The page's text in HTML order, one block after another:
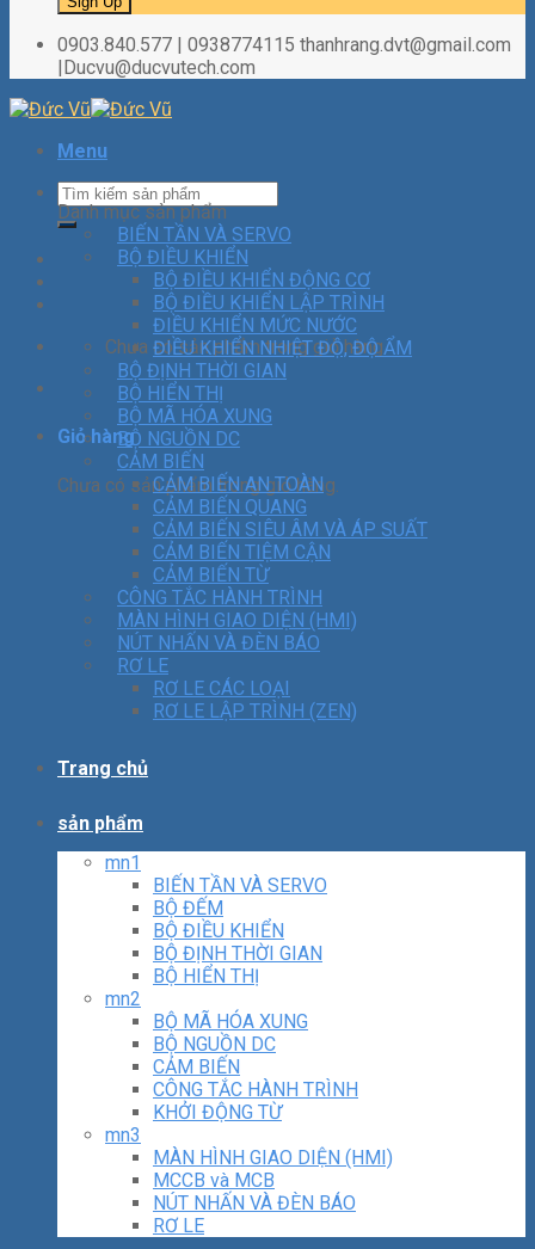
0903.840.577 | 0938774115 thanhrang.dvt@gmail.com
|Ducvu@ducvutech.com
Menu
Chưa có sản phẩm trong giỏ hàng.
Giỏ hàng
Chưa có sản phẩm trong giỏ hàng.
Danh mục sản phẩm
BIẾN TẦN VÀ SERVO
BỘ ĐIỀU KHIỂN
BỘ ĐIỀU KHIỂN ĐỘNG CƠ
BỘ ĐIỀU KHIỂN LẬP TRÌNH
ĐIỀU KHIỂN MỨC NƯỚC
ĐIỀU KHIỂN NHIỆT ĐỘ, ĐỘ ẨM
BỘ ĐỊNH THỜI GIAN
BỘ HIỂN THỊ
BỘ MÃ HÓA XUNG
BỘ NGUỒN DC
CẢM BIẾN
CẢM BIẾN AN TOÀN
CẢM BIẾN QUANG
CẢM BIẾN SIÊU ÂM VÀ ÁP SUẤT
CẢM BIẾN TIỆM CẬN
CẢM BIẾN TỪ
CÔNG TẮC HÀNH TRÌNH
MÀN HÌNH GIAO DIỆN (HMI)
NÚT NHẤN VÀ ĐÈN BÁO
RƠ LE
RƠ LE CÁC LOẠI
RƠ LE LẬP TRÌNH (ZEN)
Trang chủ
sản phẩm
mn1
BIẾN TẦN VÀ SERVO
BỘ ĐẾM
BỘ ĐIỀU KHIỂN
BỘ ĐỊNH THỜI GIAN
BỘ HIỂN THỊ
mn2
BỘ MÃ HÓA XUNG
BỘ NGUỒN DC
CẢM BIẾN
CÔNG TẮC HÀNH TRÌNH
KHỞI ĐỘNG TỪ
mn3
MÀN HÌNH GIAO DIỆN (HMI)
MCCB và MCB
NÚT NHẤN VÀ ĐÈN BÁO
RƠ LE